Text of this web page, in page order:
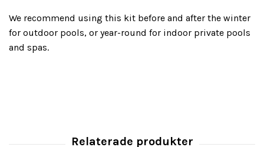
We recommend using this kit before and after the winter
for outdoor pools, or year-round for indoor private pools
and spas.